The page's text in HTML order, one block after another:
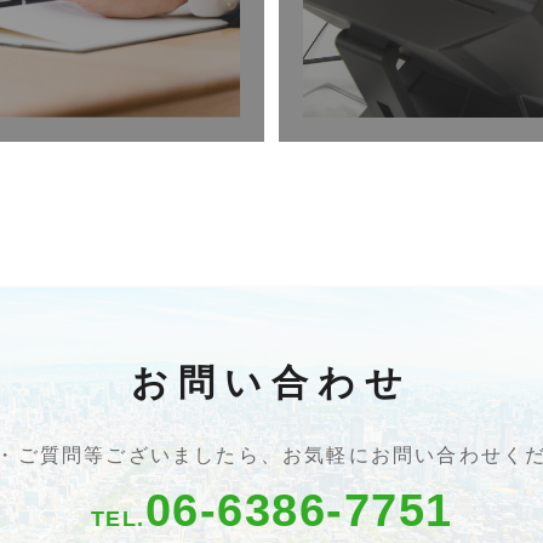
お問い合わせ
ご質問等ございましたら、 お気軽にお問い合わせく
TEL.06-6386-7751